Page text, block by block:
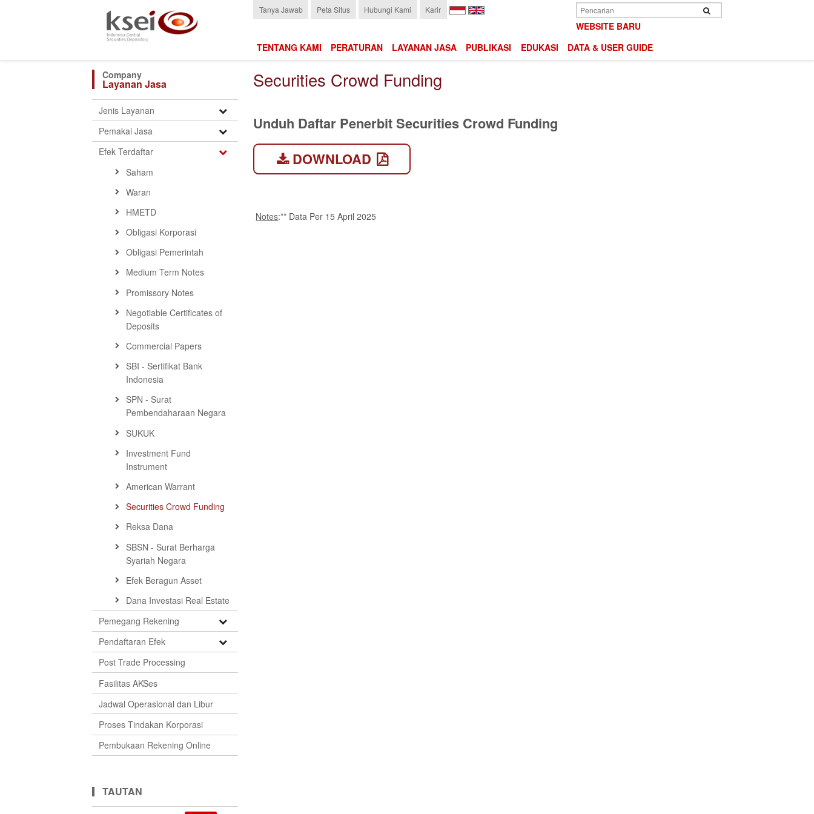
TENTANG KAMI PERATURAN LAYANAN JASA PUBLIKASI EDUKASI DATA & USER GUIDE
Tanya Jawab Peta Situs Hubungi Kami Karir
Choose
Search Search
WEBSITE BARU
Layanan Jasa
Jenis Layanan
Open
Submenu
Pemakai Jasa
Open
Submenu
Efek Terdaftar
Open
Saham
Waran
HMETD
Obligasi Korporasi
Obligasi Pemerintah
Medium Term Notes
Promissory Notes
Negotiable Certificates of
Deposits
Commercial Papers
SBI - Sertifikat Bank
Indonesia
SPN - Surat
Pembendaharaan Negara
SUKUK
Investment Fund
Instrument
American Warrant
Securities Crowd Funding
Reksa Dana
SBSN - Surat Berharga
Syariah Negara
Efek Beragun Asset
Dana Investasi Real Estate
Pemegang Rekening
Open
Submenu
Pendaftaran Efek
Open
Submenu
Post Trade Processing
Fasilitas AKSes
Jadwal Operasional dan Libur
Proses Tindakan Korporasi
Pembukaan Rekening Online
TAUTAN
Securities Crowd Funding
Unduh Daftar Penerbit Securities Crowd Funding
DOWNLOAD
Notes:** Data Per 15 April 2025